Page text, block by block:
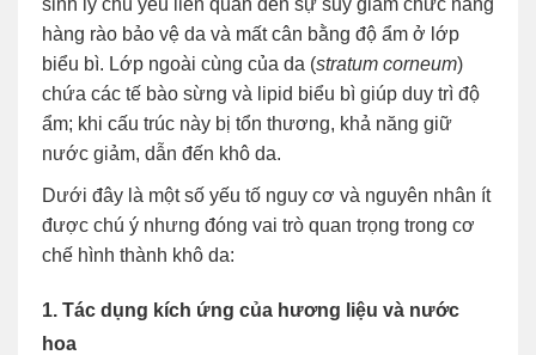
hàng rào bảo vệ da và mất cân bằng độ ẩm ở lớp
biểu bì. Lớp ngoài cùng của da (stratum corneum)
chứa các tế bào sừng và lipid biểu bì giúp duy trì độ
ẩm; khi cấu trúc này bị tổn thương, khả năng giữ
nước giảm, dẫn đến khô da.
Dưới đây là một số yếu tố nguy cơ và nguyên nhân ít
được chú ý nhưng đóng vai trò quan trọng trong cơ
chế hình thành khô da:
1. Tác dụng kích ứng của hương liệu và nước
hoa